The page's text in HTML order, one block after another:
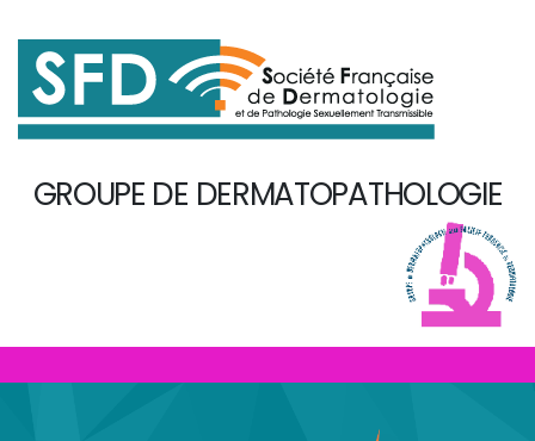
GROUPE DE DERMATOPATHOLOGIE